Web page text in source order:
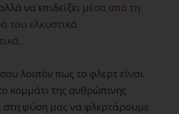
να επιδείξει μέσα από τη
του ελκυστικά
.
λοιπόν πως το φλερτ είναι
κομμάτι της ανθρώπινης
στη φύση μας να φλερτάρουμε